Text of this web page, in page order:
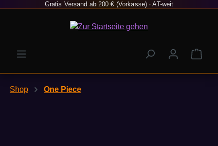
Zum Hauptinhalt springen
Gratis Versand ab 200 € (Vorkasse) · AT-weit
Shop One Piece